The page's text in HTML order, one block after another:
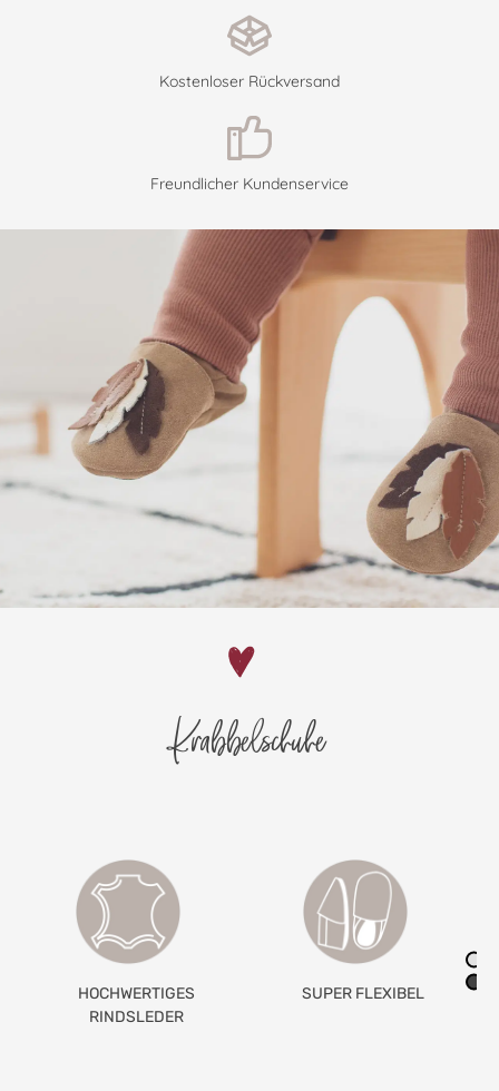
Kostenloser Rückversand
Freundlicher Kundenservice
Krabbelschuhe
HOCHWERTIGES
RINDSLEDER
SUPER FLEXIBEL